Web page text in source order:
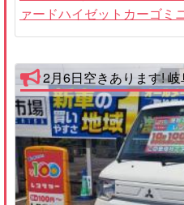
ァードハイゼットカーゴミ
2月6日空きあります!